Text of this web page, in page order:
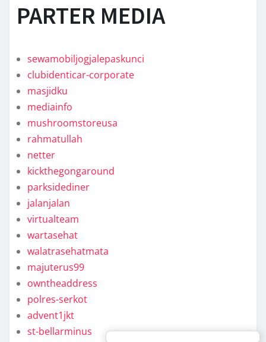
PARTER MEDIA
sewamobiljogjalepaskunci
clubidenticar-corporate
masjidku
mediainfo
mushroomstoreusa
rahmatullah
netter
kickthegongaround
parksidediner
jalanjalan
virtualteam
wartasehat
walatrasehatmata
majuterus99
owntheaddress
polres-serkot
advent1jkt
st-bellarminus